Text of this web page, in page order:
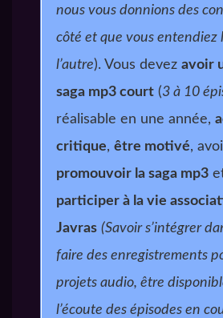
indiquant les sorties
un tip
Tipeurs
discord.
nous vous donnions des
côté et que vous entendiez
l’autre). Vous devez avoir
saga mp3 court (3 à 10
réalisable en une année,
critique, être motivé,
promouvoir la saga mp3
participer à la vie
Javras (Savoir s’intégrer
faire des enregistrements
projets audio, être
l’écoute des épisodes en